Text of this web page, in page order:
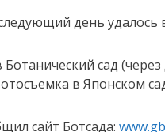
день
сад
в Японском
сайт Ботсада: